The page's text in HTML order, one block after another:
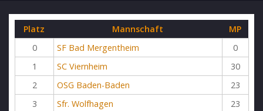
Platz Mannschaft
MP
0
SF Bad Mergentheim
0
1
SC Viernheim
30
2
OSG Baden-Baden
23
3
Sfr. Wolfhagen
23